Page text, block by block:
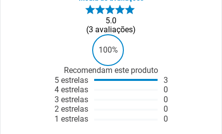
5.0
3 avaliações
100%
Recomendam este produto
5 estrelas
4 estrelas
3 estrelas
2 estrelas
1 estrelas
3
0
0
0
0